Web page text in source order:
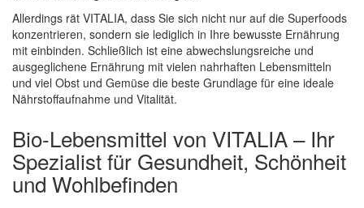
Allerdings rät VITALIA, dass Sie sich nicht nur auf die Superfoods
konzentrieren, sondern sie lediglich in Ihre bewusste Ernährung
mit einbinden. Schließlich ist eine abwechslungsreiche und
ausgeglichene Ernährung mit vielen nahrhaften Lebensmitteln
und viel Obst und Gemüse die beste Grundlage für eine ideale
Nährstoffaufnahme und Vitalität.
Bio-Lebensmittel von VITALIA – Ihr
Spezialist für Gesundheit, Schönheit
und Wohlbefinden